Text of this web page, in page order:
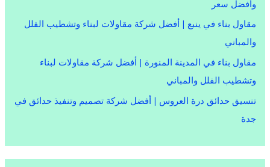
وأفضل سعر
مقاول بناء في ينبع | أفضل شركة مقاولات لبناء وتشطيب الفلل
والمباني
مقاول بناء في المدينة المنورة | أفضل شركة مقاولات لبناء
وتشطيب الفلل والمباني
تنسيق حدائق درة العروس | أفضل شركة تصميم وتنفيذ حدائق في
جدة